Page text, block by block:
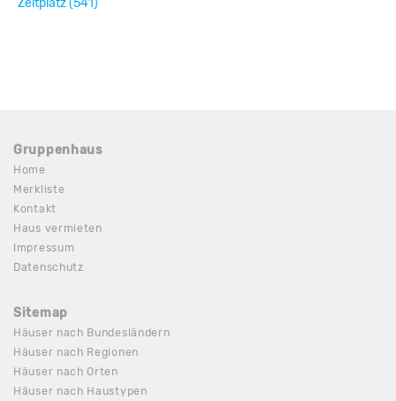
Gruppenhaus
Home
Merkliste
Kontakt
Haus vermieten
Impressum
Datenschutz
Sitemap
Häuser nach Bundesländern
Häuser nach Regionen
Häuser nach Orten
Häuser nach Haustypen